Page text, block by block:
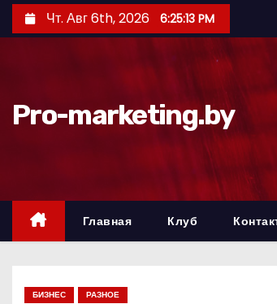
е
д
Чт. Авг 6th, 2026 6:25:14 PM
Pro-marketing.by
Главная Клуб
БИЗНЕС РАЗНОЕ